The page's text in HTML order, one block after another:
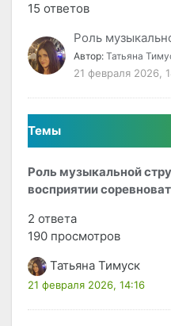
15 ответов
Роль
Автор: Татьяна
21 февраля 2026,
Темы
Роль музыкальной
восприятии
2 ответа
190 просмотров
Татьяна Тимуск
21 февраля 2026, 14:16